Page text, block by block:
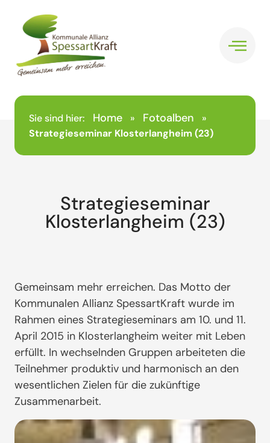
Sie sind hier: Home » Fotoalben
»
Strategieseminar Klosterlangheim (23)
Strategieseminar
Klosterlangheim (23)
Gemeinsam mehr erreichen. Das Motto der
Kommunalen Allianz SpessartKraft wurde im
Rahmen eines Strategieseminars am 10. und 11.
April 2015 in Klosterlangheim weiter mit Leben
erfüllt. In wechselnden Gruppen arbeiteten die
Teilnehmer produktiv und harmonisch an den
wesentlichen Zielen für die zukünftige
Zusammenarbeit.